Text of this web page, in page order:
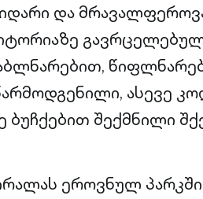
და
ასევე
ბუჩქებით შექმნილი
ეროვნულ